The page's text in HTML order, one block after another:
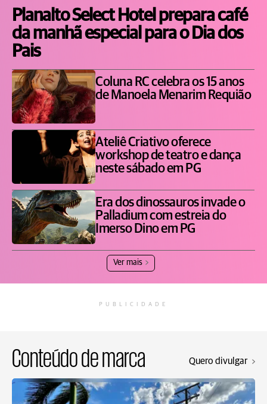
Planalto Select Hotel prepara café
da manhã especial para o Dia dos
Pais
Coluna RC celebra os 15 anos
de Manoela Menarim Requião
Ateliê Criativo oferece
workshop de teatro e dança
neste sábado em PG
Era dos dinossauros invade o
Palladium com estreia do
Imerso Dino em PG
Ver mais
PUBLICIDADE
Conteúdo de marca Quero divulgar